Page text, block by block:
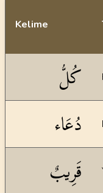
Kelime
كُلُّ
دُعَاء
قَرِيبٌ